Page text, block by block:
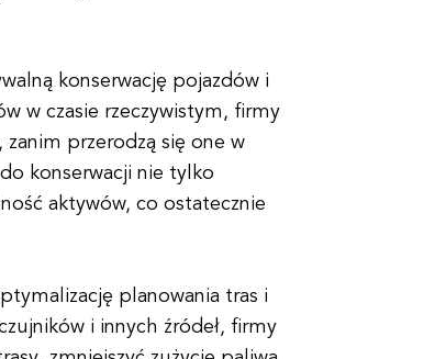
konserwację pojazdów i
w czasie rzeczywistym, firmy
przerodzą się one w
konserwacji nie tylko
aktywów, co ostatecznie
planowania tras i
i innych źródeł, firmy